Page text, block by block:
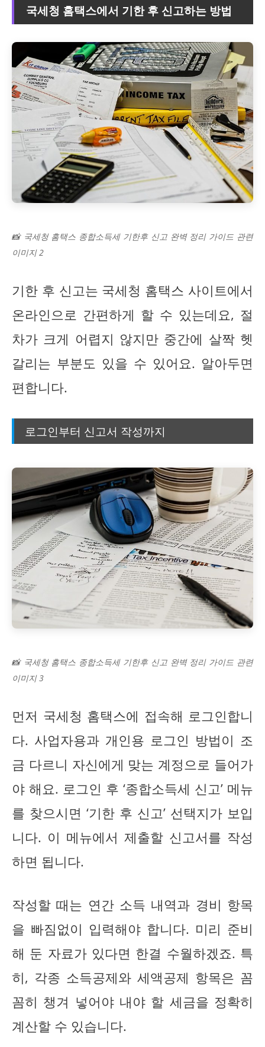
국세청 홈택스에서 기한 후 신고하는 방법
📸 국세청 홈택스 종합소득세 기한후 신고 완벽 정리 가이드 관련
이미지 2
기한 후 신고는 국세청 홈택스 사이트에서
온라인으로 간편하게 할 수 있는데요, 절
차가 크게 어렵지 않지만 중간에 살짝 헷
갈리는 부분도 있을 수 있어요. 알아두면
편합니다.
로그인부터 신고서 작성까지
📸 국세청 홈택스 종합소득세 기한후 신고 완벽 정리 가이드 관련
이미지 3
먼저 국세청 홈택스에 접속해 로그인합니
다. 사업자용과 개인용 로그인 방법이 조
금 다르니 자신에게 맞는 계정으로 들어가
야 해요. 로그인 후 ‘종합소득세 신고’ 메뉴
를 찾으시면 ‘기한 후 신고’ 선택지가 보입
니다. 이 메뉴에서 제출할 신고서를 작성
하면 됩니다.
작성할 때는 연간 소득 내역과 경비 항목
을 빠짐없이 입력해야 합니다. 미리 준비
해 둔 자료가 있다면 한결 수월하겠죠. 특
히, 각종 소득공제와 세액공제 항목은 꼼
꼼히 챙겨 넣어야 내야 할 세금을 정확히
계산할 수 있습니다.